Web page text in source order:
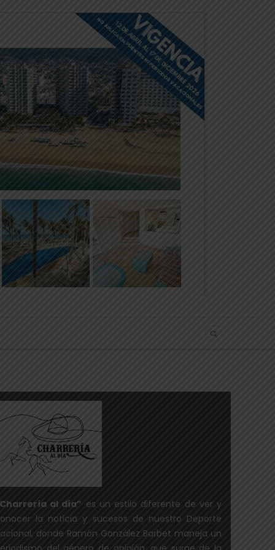
al día” es un estilo diferente de ver y
la noticia y sucesos de nuestro Deporte
donde Ramón González Barbet maneja un